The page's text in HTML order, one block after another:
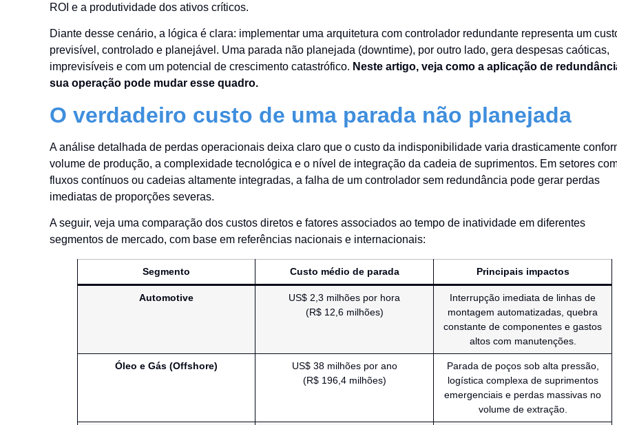
ROI e a produtividade dos ativos críticos.
Diante desse cenário, a lógica é clara: implementar uma arquitetura com controlador redundante representa um
previsível, controlado e planejável. Uma parada não planejada (downtime), por outro lado, gera despesas caóticas,
imprevisíveis e com um potencial de crescimento catastrófico. Neste artigo, veja como a aplicação de
sua operação pode mudar esse quadro.
O verdadeiro custo de uma parada não planejada
A análise detalhada de perdas operacionais deixa claro que o custo da indisponibilidade varia drasticamente
volume de produção, a complexidade tecnológica e o nível de integração da cadeia de suprimentos. Em setores
fluxos contínuos ou cadeias altamente integradas, a falha de um controlador sem redundância pode gerar perdas
imediatas de proporções severas.
A seguir, veja uma comparação dos custos diretos e fatores associados ao tempo de inatividade em diferentes
segmentos de mercado, com base em referências nacionais e internacionais:
Segmento Custo médio de parada Principais impactos
Automotive
US$ 2,3 milhões por hora
(R$ 12,6 milhões)
Interrupção imediata de linhas de
montagem automatizadas, quebra
constante de componentes e gastos
altos com manutenções.
Óleo e Gás (Offshore)
US$ 38 milhões por ano
(R$ 196,4 milhões)
Parada de poços sob alta pressão,
logística complexa de suprimentos
emergenciais e perdas massivas no
volume de extração.